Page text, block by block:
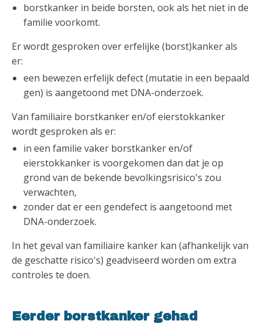
borstkanker in beide borsten, ook als het niet in de
familie voorkomt.
Er wordt gesproken over erfelijke (borst)kanker als
er:
een bewezen erfelijk defect (mutatie in een bepaald
gen) is aangetoond met DNA-onderzoek.
Van familiaire borstkanker en/of eierstokkanker
wordt gesproken als er:
in een familie vaker borstkanker en/of
eierstokkanker is voorgekomen dan dat je op
grond van de bekende bevolkingsrisico's zou
verwachten,
zonder dat er een gendefect is aangetoond met
DNA-onderzoek.
In het geval van familiaire kanker kan (afhankelijk van
de geschatte risico's) geadviseerd worden om extra
controles te doen.
Eerder borstkanker gehad